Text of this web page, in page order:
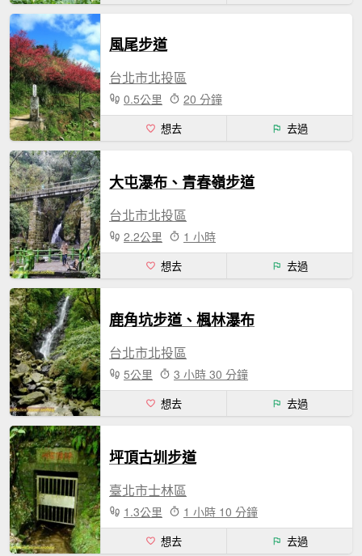
風尾步道
台北市北投區
0.5公里 20 分鐘
想去 去過
大屯瀑布、青春嶺步道
台北市北投區
2.2公里 1 小時
想去 去過
鹿角坑步道、楓林瀑布
台北市北投區
5公里 3 小時 30 分鐘
想去 去過
坪頂古圳步道
臺北市士林區
1.3公里 1 小時 10 分鐘
想去 去過